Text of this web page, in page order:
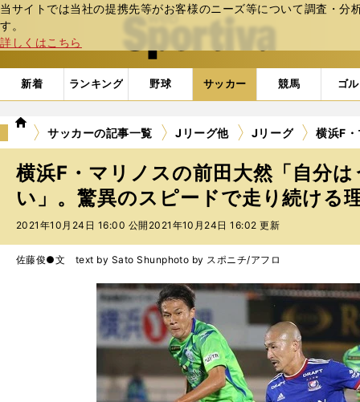
当サイトでは当社の提携先等がお客様のニーズ等について調査・
す。
詳しくはこちら
web Sportiva (webスポルティーバ)
新着 ランキング 野球 サッカー 競馬 ゴ
we
ポ
ル
テ
ィ
ー
バ
サッカーの記事一覧 Jリーグ他 Jリーグ 横浜F
横浜F・マリノスの前田大然「自分
い」。驚異のスピードで走り続ける
2021年10月24日 16:00 公開 2021年10月24日 16:02 更新
佐藤俊●文 text by Sato Shunphoto by スポニチ/アフロ